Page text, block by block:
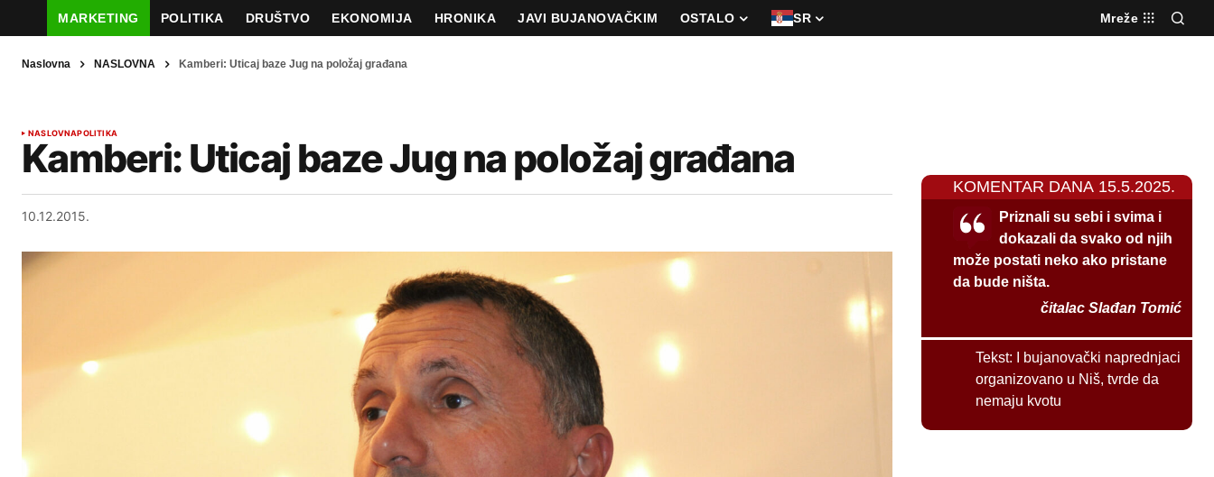
MARKETING POLITIKA DRUŠTVO EKONOMIJA HRONIKA JAVI BUJANOVAČKIM OSTALO SR Mreže
Naslovna NASLOVNA Kamberi: Uticaj baze Jug na položaj građana
NASLOVNAPOLITIKA
Kamberi: Uticaj baze Jug na položaj građana
10.12.2015.
KOMENTAR DANA 15.5.2025.
Priznali su sebi i svima i
dokazali da svako od njih
može postati neko ako pristane
da bude ništa.
čitalac Slađan Tomić
Tekst:
I bujanovački naprednjaci
organizovano u Niš, tvrde da
nemaju kvotu